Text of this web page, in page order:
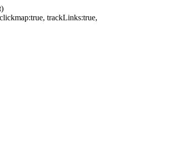
trackLinks:true,